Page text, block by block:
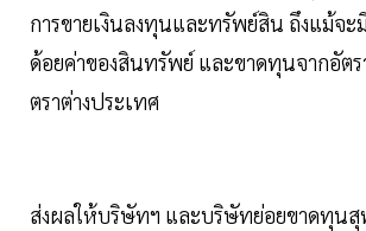
การขายเงินลงทุนและทรัพย์สิน ถึงแม้จ
ด้อยค่าของสินทรัพย์ และขาดทุนจากอัต
ตราต่างประเทศ
ส่งผลให้บริษัทฯ และบริษัทย่อยขาดทุน